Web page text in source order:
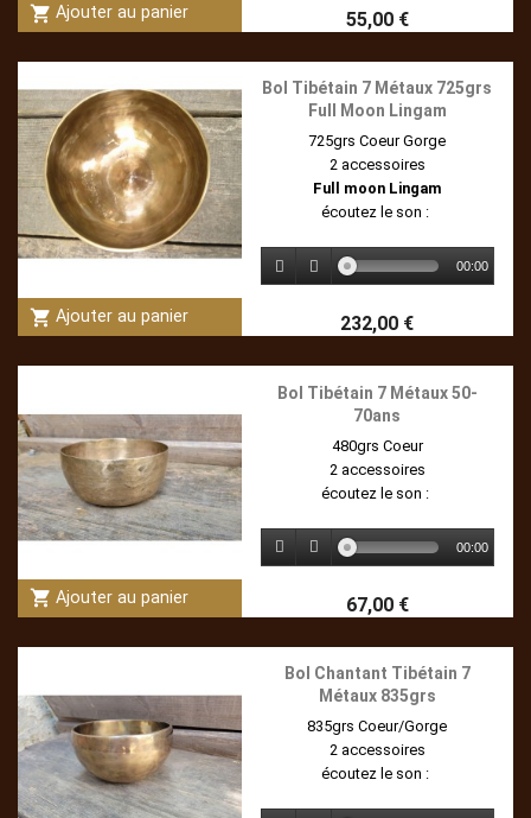
shopping_cart Ajouter au panier 55,00 €
shopping_cart Ajouter au panier
Bol Tibétain 7 Métaux 725grs
Full Moon Lingam
725grs Coeur Gorge
2 accessoires
Full moon Lingam
écoutez le son :
00:00
232,00 €
shopping_cart Ajouter au panier
Bol Tibétain 7 Métaux 50-
70ans
480grs Coeur
2 accessoires
écoutez le son :
00:00
67,00 €
Bol Chantant Tibétain 7
Métaux 835grs
835grs Coeur/Gorge
2 accessoires
écoutez le son :